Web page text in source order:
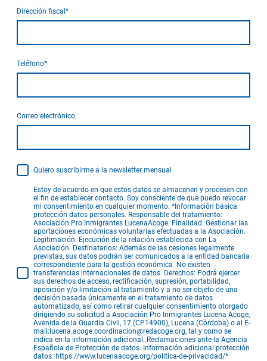
Dirección fiscal*
Teléfono*
Correo electrónico
Quiero suscribirme a la newsletter mensual
Estoy de acuerdo en que estos datos se almacenen y procesen con
el fin de establecer contacto. Soy consciente de que puedo revocar
mi consentimiento en cualquier momento. *Información básica
protección datos personales. Responsable del tratamiento:
Asociación Pro Inmigrantes LucenaAcoge. Finalidad: Gestionar las
aportaciones económicas voluntarias efectuadas a la Asociación.
Legitimación: Ejecución de la relación establecida con La
Asociación. Destinatarios: Además de las cesiones legalmente
previstas, sus datos podrán ser comunicados a la entidad bancaria
correspondiente para la gestión económica. No existen
transferencias internacionales de datos. Derechos: Podrá ejercer
sus derechos de acceso, rectificación, supresión, portabilidad,
oposición y/o limitación al tratamiento y a no ser objeto de una
decisión basada únicamente en el tratamiento de datos
automatizado, así como retirar cualquier consentimiento otorgado
dirigiendo su solicitud a Asociación Pro Inmigrantes Lucena Acoge,
Avenida de la Guardia Civil, 17 (CP14900), Lucena (Córdoba) o al E-
mail:lucena.acoge.coordinacion@redacoge.org, tal y como se
indica en la información adicional. Reclamaciones ante la Agencia
Española de Protección de datos. Información adicional protección
datos: https://www.lucenaacoge.org/politica-de-privacidad/*